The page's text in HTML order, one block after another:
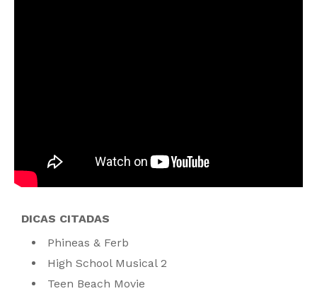
DICAS CITADAS
Phineas & Ferb
High School Musical 2
Teen Beach Movie